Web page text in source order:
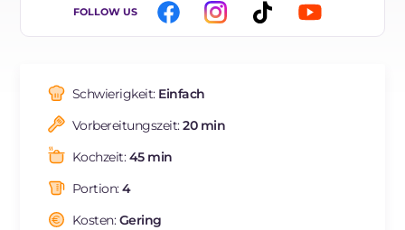
ES
BR
NL
FOLLOW US
Schwierigkeit: Einfach
Vorbereitungszeit:20 min
Kochzeit:45 min
Portion:4
Kosten:Gering